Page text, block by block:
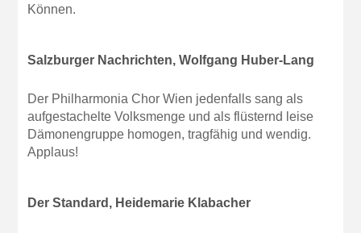
Können.
Salzburger Nachrichten, Wolfgang Huber-Lang
Der Philharmonia Chor Wien jedenfalls sang als
aufgestachelte Volksmenge und als flüsternd leise
Dämonengruppe homogen, tragfähig und wendig.
Applaus!
Der Standard, Heidemarie Klabacher